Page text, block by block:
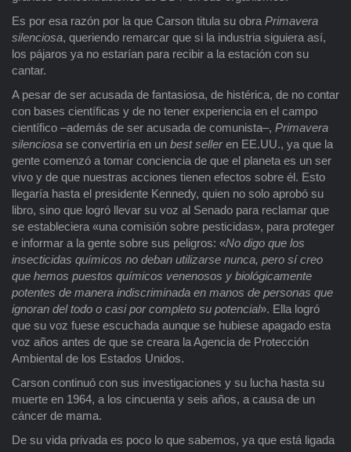
Es por esa razón por la que Carson titula su obra Primavera
silenciosa, queriendo remarcar que si la industria siguiera así,
los pájaros ya no estarían para recibir a la estación con su
cantar.
A pesar de ser acusada de fantasiosa, de histérica, de no contar
con bases científicas y de no tener experiencia en el campo
científico –además de ser acusada de comunista–, Primavera
silenciosa se convertiría en un best selleren EE.UU., ya que la
gente comenzó a tomar conciencia de que el planeta es un ser
vivo y de que nuestras acciones tienen efectos sobre él. Esto
llegaría hasta el presidente Kennedy, quien no solo aprobó su
libro, sino que logró llevar su voz al Senado para reclamar que
se estableciera «una comisión sobre pesticidas», para proteger
e informar a la gente sobre sus peligros: «No digo que los
insecticidas químicos no deban utilizarse nunca, pero sí creo
que hemos puestos químicos venenosos y biológicamente
potentes de manera indiscriminada en manos de personas que
ignoran del todo o casi por completo su potencial». Ella logró
que su voz fuese escuchada aunque se hubiese apagado esta
voz años antes de que se creara la Agencia de Protección
Ambiental de los Estados Unidos.
Carson continuó con sus investigaciones y su lucha hasta su
muerte en 1964, a los cincuenta y seis años, a causa de un
cáncer de mama.
De su vida privada es poco lo que sabemos, ya que está ligada